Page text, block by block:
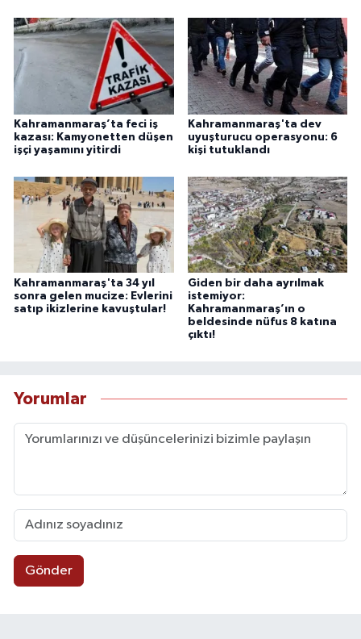
Kahramanmaraş’ta feci iş
kazası: Kamyonetten düşen
işçi yaşamını yitirdi
Kahramanmaraş'ta dev
uyuşturucu operasyonu: 6
kişi tutuklandı
Kahramanmaraş'ta 34 yıl
sonra gelen mucize: Evlerini
satıp ikizlerine kavuştular!
Giden bir daha ayrılmak
istemiyor:
Kahramanmaraş’ın o
beldesinde nüfus 8 katına
çıktı!
Yorumlar
Gönder